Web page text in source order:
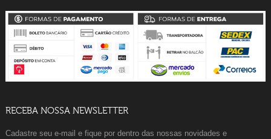
RECEBA NOSSA NEWSLETTER
Cadastre seu e-mail e fique por dentro das nossas novidades e